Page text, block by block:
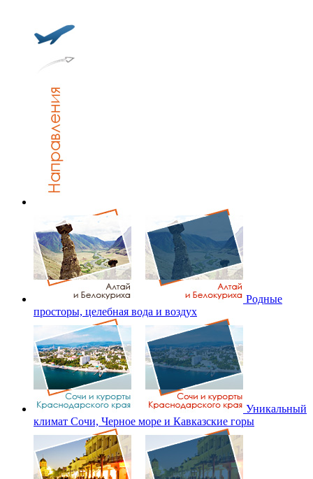
Родные
просторы, целебная вода и воздух
Уникальный
климат Сочи, Черное море и Кавказские горы